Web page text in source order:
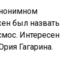
был назвать
Интересен
Гагарина.